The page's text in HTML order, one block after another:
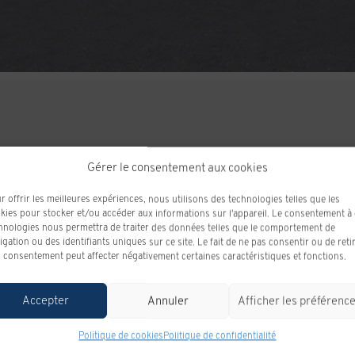
Gérer le consentement aux cookies
offrir les meilleures expériences, nous utilisons des technologies telles que les
pour stocker et/ou accéder aux informations sur l'appareil. Le consentement à
nous permettra de traiter des données telles que le comportement de
ou des identifiants uniques sur ce site. Le fait de ne pas consentir ou de
consentement peut affecter négativement certaines caractéristiques et fonctions.
Accepter Annuler Afficher les
Politique de cookiesPolitique de confidentialité
ODOMÈTRE: 10 km
MOTRICITÉ : 4x4
MOTEUR (L) : 5.3
COULEUR EXTÉRIEUR :
COULEUR INTÉRIEUR:
3GTUUCED2TG414447